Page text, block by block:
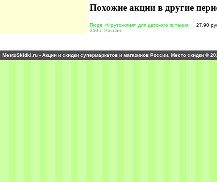
Похожие акции в другие
Пюре «Фруто-няня» для детского питания
250 г, Россия
27.90
MestoSkidki.ru - Акции и скидки супермаркетов и магазинов России. Место скидки ©